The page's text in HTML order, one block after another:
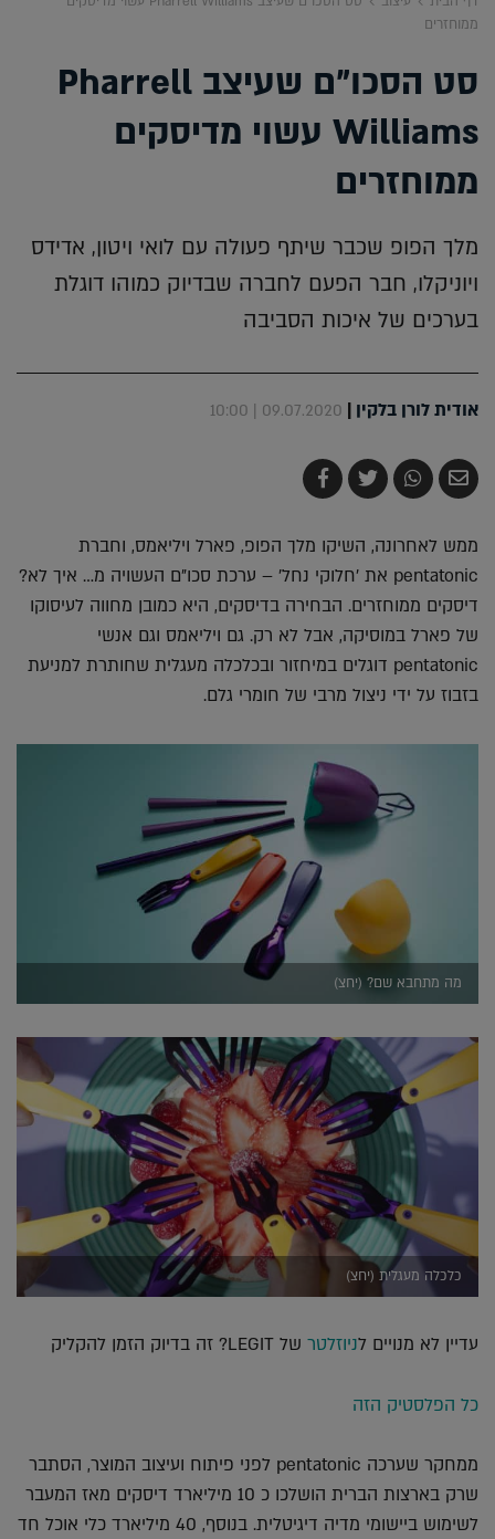
ממוחזרים
סט הסכו"ם שעיצב Pharrell
Williams עשוי מדיסקים
ממוחזרים
מלך הפופ שכבר שיתף פעולה עם לואי ויטון, אדידס
ויוניקלו, חבר הפעם לחברה שבדיוק כמוהו דוגלת
בערכים של איכות הסביבה
אודית לורן בלקין |
09.07.2020 | 10:00
שלח
בדואר
שתף
ב-
צייץ
ב-
שתף
ב-
ממש לאחרונה, השיקו מלך הפופ, פארל ויליאמס, וחברת
pentatonic את 'חלוקי נחל' – ערכת סכו"ם העשויה מ… איך לא?
דיסקים ממוחזרים. הבחירה בדיסקים, היא כמובן מחווה לעיסוקו
של פארל במוסיקה, אבל לא רק. גם ויליאמס וגם אנשי
pentatonic דוגלים במיחזור ובכלכלה מעגלית שחותרת למניעת
בזבוז על ידי ניצול מרבי של חומרי גלם.
מה מתחבא שם? (יחצ)
כלכלה מעגלית (יחצ)
עדיין לא מנויים לניוזלטר של LEGIT? זה בדיוק הזמן להקליק
כל הפלסטיק הזה
ממחקר שערכה pentatonic לפני פיתוח ועיצוב המוצר, הסתבר
שרק בארצות הברית הושלכו כ 10 מיליארד דיסקים מאז המעבר
לשימוש ביישומי מדיה דיגיטלית. בנוסף, 40 מיליארד כלי אוכל חד